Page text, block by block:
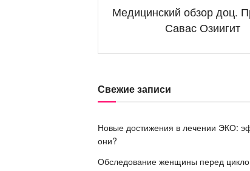
Медицинский обзор доц.
Савас Озиигит
Свежие записи
Новые достижения в лечении ЭКО:
они?
Обследование женщины перед